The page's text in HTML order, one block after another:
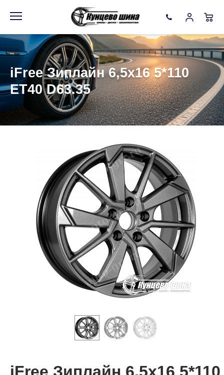
iFree Зиплайн 6,5x16 5*110
ET40 D63.35
Информация Фото товара